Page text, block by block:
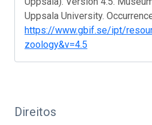
Uppsala University.
https://www.gbif.se/ipt/
zoology&v=4.5
Direitos